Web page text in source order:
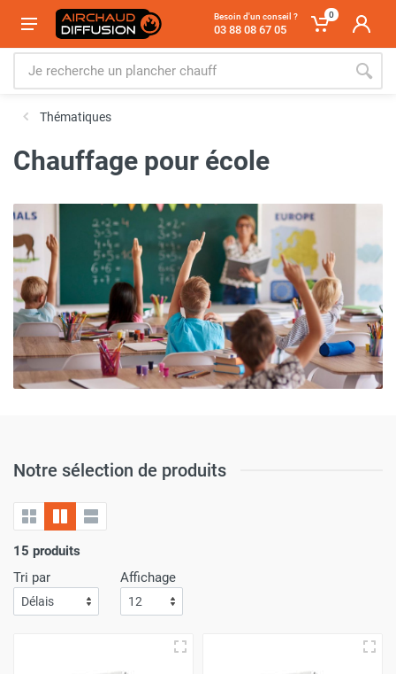
Besoin d'un conseil ?
03 88 08 67 05
0
Thématiques
Chauffage pour école
Notre sélection de produits
15 produits
Tri par
Affichage